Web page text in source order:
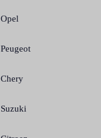
Opel
Peugeot
Chery
Suzuki